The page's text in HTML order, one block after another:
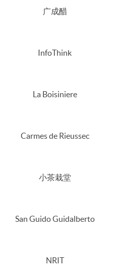
广成醋
InfoThink
La Boisiniere
Carmes de Rieussec
小茶栽堂
San Guido Guidalberto
NRIT